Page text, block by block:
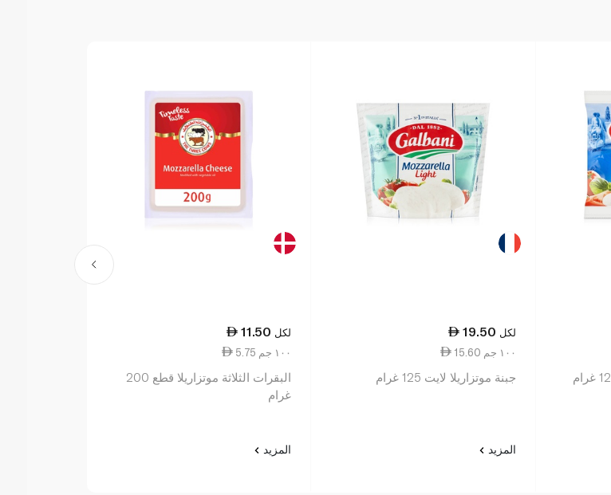
19.50 لكل
15.60 ١٠٠ جم
جبنة موتزاريلا لايت 125 غرام
المزيد
11.50 لكل
5.75 ١٠٠ جم
البقرات الثلاثة موتزاريلا قطع 200
غرام
المزيد